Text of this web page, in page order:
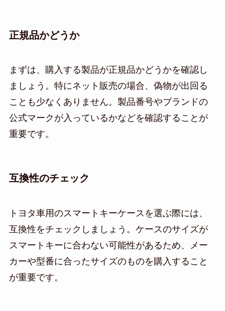
正規品かどうか
まずは、購入する製品が正規品かどうかを確認し
ましょう。特にネット販売の場合、偽物が出回る
ことも少なくありません。製品番号やブランドの
公式マークが入っているかなどを確認することが
重要です。
互換性のチェック
トヨタ車用のスマートキーケースを選ぶ際には、
互換性をチェックしましょう。ケースのサイズが
スマートキーに合わない可能性があるため、メー
カーや型番に合ったサイズのものを購入すること
が重要です。